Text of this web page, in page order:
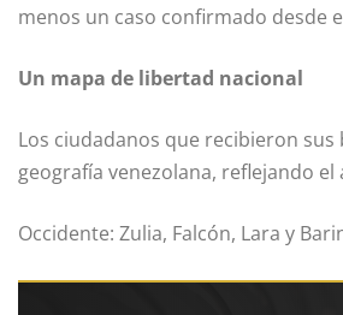
menos un caso confirmado desde
Un mapa de libertad nacional
Los ciudadanos que recibieron
geografía venezolana, reflejando
Occidente: Zulia, Falcón, Lara y